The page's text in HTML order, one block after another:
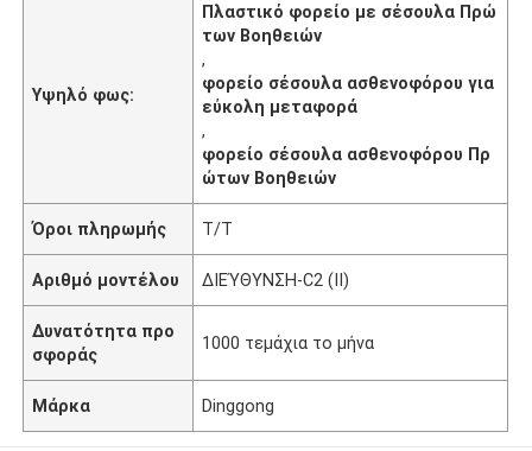
Υψηλό φως:
Πλαστικό φορείο με σέσουλα Πρώ
των Βοηθειών
,
φορείο σέσουλα ασθενοφόρου για
εύκολη μεταφορά
,
φορείο σέσουλα ασθενοφόρου Πρ
ώτων Βοηθειών
Όροι πληρωμής T/T
Αριθμό μοντέλου ΔΙΕΎΘΥΝΣΗ-C2 (ΙΙ)
Δυνατότητα προ
σφοράς
1000 τεμάχια το μήνα
Μάρκα Dinggong